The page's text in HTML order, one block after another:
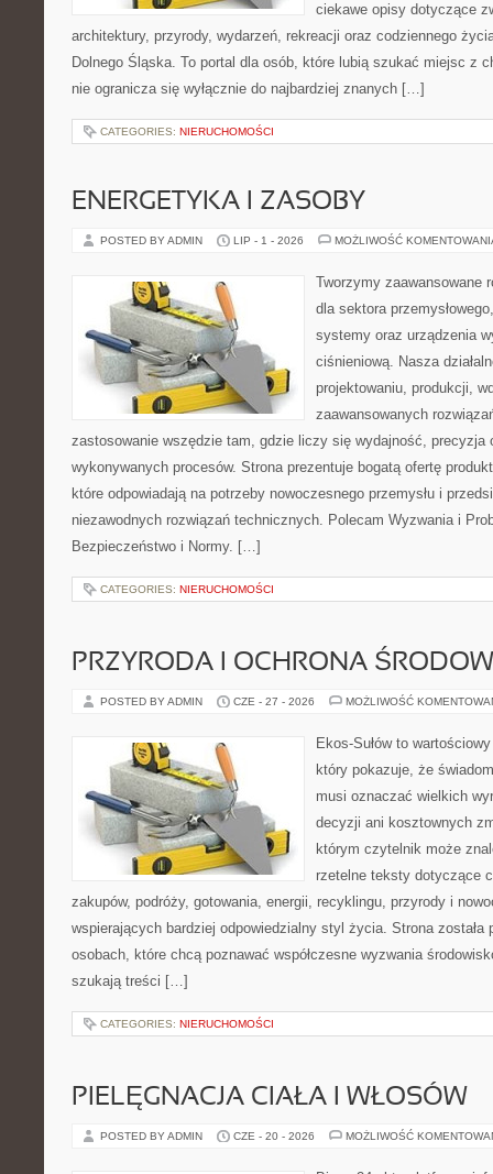
ciekawe opisy dotyczące
architektury, przyrody, wydarzeń, rekreacji oraz codziennego
Dolnego Śląska. To portal dla osób, które lubią szukać miejsc z
nie ogranicza się wyłącznie do najbardziej znanych […]
CATEGORIES: NIERUCHOMOŚCI
ENERGETYKA I ZASOBY
POSTED BY ADMIN LIP - 1 - 2026 MOŻLIWOŚĆ
Tworzymy zaawansowane
dla sektora
systemy oraz urządzenia
ciśnieniową. Nasza
projektowaniu, produkcji,
zaawansowanych
zastosowanie wszędzie tam, gdzie liczy się wydajność, precyzja
wykonywanych procesów. Strona prezentuje bogatą ofertę
które odpowiadają na potrzeby nowoczesnego przemysłu i
niezawodnych rozwiązań technicznych. Polecam Wyzwania i
Bezpieczeństwo i Normy. […]
CATEGORIES: NIERUCHOMOŚCI
PRZYRODA I OCHRONA
POSTED BY ADMIN CZE - 27 - 2026 MOŻLIWOŚĆ
Ekos-Sułów to
który pokazuje, że
musi oznaczać wielkich
decyzji ani kosztownych
którym czytelnik może
rzetelne teksty dotyczące
zakupów, podróży, gotowania, energii, recyklingu, przyrody i
wspierających bardziej odpowiedzialny styl życia. Strona została
osobach, które chcą poznawać współczesne wyzwania
szukają treści […]
CATEGORIES: NIERUCHOMOŚCI
PIELĘGNACJA CIAŁA I WŁOSÓW
POSTED BY ADMIN CZE - 20 - 2026 MOŻLIWOŚĆ